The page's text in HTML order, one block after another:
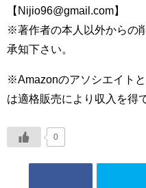
【Nijio96@gmail.com】
※著作者の本人以外からの
承知下さい。
※Amazonのアソシエイト
は適格販売により収入を得
0